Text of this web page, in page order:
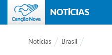
NOTÍCIAS
Notícias Brasil